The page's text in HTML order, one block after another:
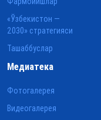
«Ўзбекистон —
2030» стратегияси
Ташаббуслар
Медиатека
Фотогалерея
Видеогалерея